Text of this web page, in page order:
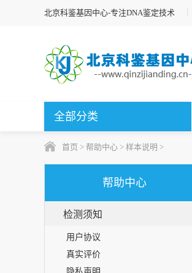
北京科鉴基因中心-专注DNA鉴定技术
全部分类
首页 > 帮助中心 > 样本说明 >
帮助中心
检测须知
用户协议
真实评价